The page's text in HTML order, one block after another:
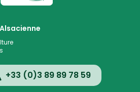
+33 (0)3 89 89 78 59